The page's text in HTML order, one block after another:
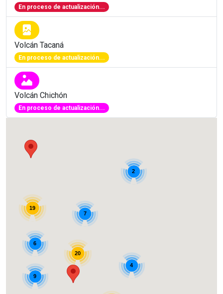
En proceso de actualización...
Volcán Tacaná
En proceso de actualización...
Volcán Chichón
En proceso de actualización...
9
20
19
4
2
6
7